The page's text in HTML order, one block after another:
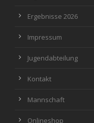
Ergebnisse 2026
Impressum
Jugendabteilung
Kontakt
Mannschaft
Onlineshop